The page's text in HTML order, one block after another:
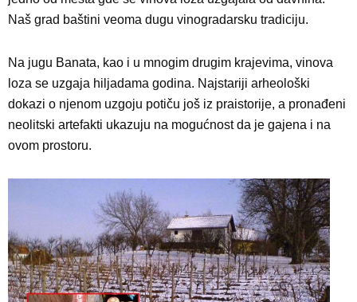
Naš grad baštini veoma dugu vinogradarsku tradiciju.
Na jugu Banata, kao i u mnogim drugim krajevima, vinova
loza se uzgaja hiljadama godina. Najstariji arheološki
dokazi o njenom uzgoju potiču još iz praistorije, a pronađeni
neolitski artefakti ukazuju na mogućnost da je gajena i na
ovom prostoru.